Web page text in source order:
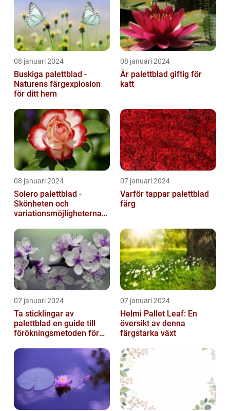
08 januari 2024
Buskiga palettblad -
Naturens färgexplosion
för ditt hem
08 januari 2024
Är palettblad giftig för
katt
08 januari 2024
Solero palettblad -
Skönheten och
variationsmöjligheterna
07 januari 2024
Varför tappar palettblad
färg
07 januari 2024
Ta sticklingar av
palettblad en guide till
förökningsmetoden för
07 januari 2024
Helmi Pallet Leaf: En
översikt av denna
färgstarka växt